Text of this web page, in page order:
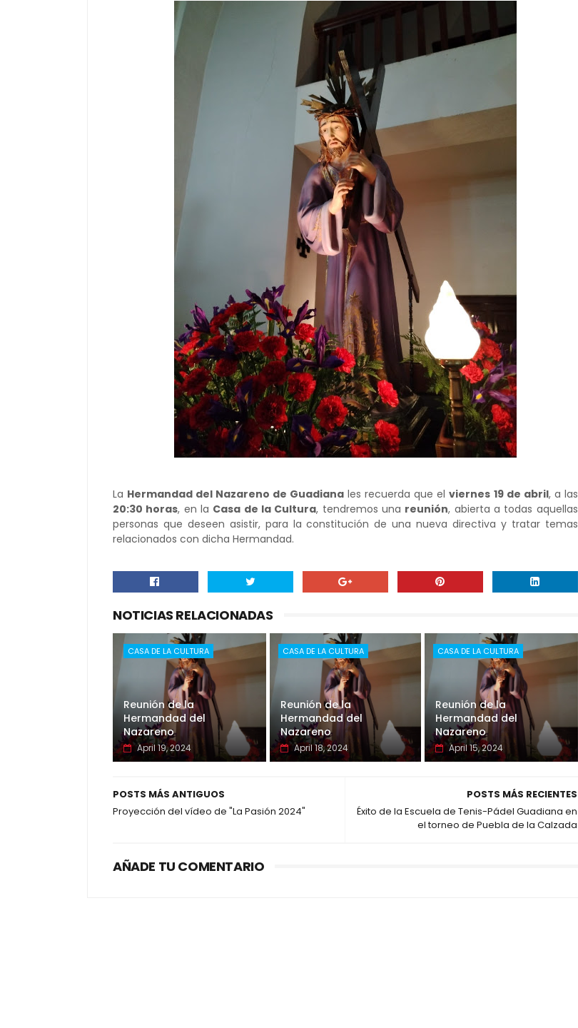
La Hermandad del Nazareno de Guadiana les recuerda que elviernes 19 de abril, a las
20:30 horas, en la Casa de la Cultura, tendremos una reunión, abierta a todas aquellas
personas que deseen asistir, para la constitución de una nueva directiva y tratar temas
relacionados con dicha Hermandad.
NOTICIAS RELACIONADAS
CASA DE LA CULTURA
Reunión de la
Hermandad del
Nazareno
April 19, 2024
CASA DE LA CULTURA
Reunión de la
Hermandad del
Nazareno
April 18, 2024
CASA DE LA CULTURA
Reunión de la
Hermandad del
Nazareno
April 15, 2024
POSTS MÁS RECIENTES
Éxito de la Escuela de Tenis-Pádel Guadiana en
el torneo de Puebla de la Calzada
POSTS MÁS ANTIGUOS
Proyección del vídeo de "La Pasión 2024"
AÑADE TU COMENTARIO